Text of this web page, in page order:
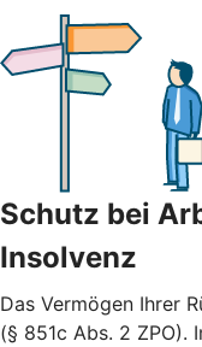
Schutz bei
Insolvenz
Das Vermögen Ihrer
(§ 851c Abs. 2 ZPO).